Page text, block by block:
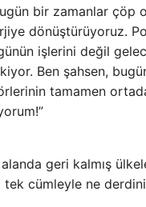
bir zamanlar çöp
dönüştürüyoruz.
işlerini değil
Ben şahsen,
tamamen
geri kalmış
tek cümleyle ne